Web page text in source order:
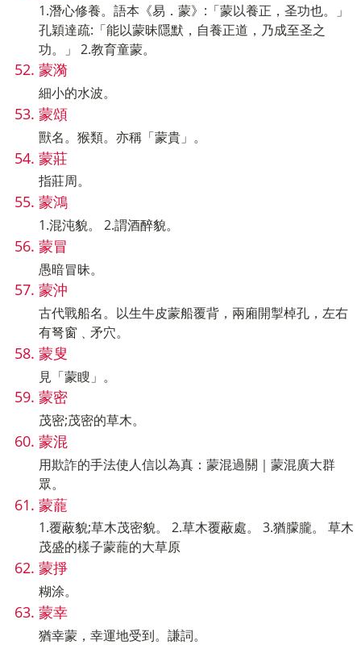
1.潛心修養。語本《易．蒙》:「蒙以養正，圣功也。」
孔穎達疏:「能以蒙昧隱默，自養正道，乃成至圣之
功。」 2.教育童蒙。
蒙漪
細小的水波。
蒙頌
獸名。猴類。亦稱「蒙貴」。
蒙莊
指莊周。
蒙鴻
1.混沌貌。 2.謂酒醉貌。
蒙冒
愚暗冒昧。
蒙沖
古代戰船名。以生牛皮蒙船覆背，兩廂開掣棹孔，左右
有弩窗﹑矛穴。
蒙叟
見「蒙瞍」。
蒙密
茂密;茂密的草木。
蒙混
用欺詐的手法使人信以為真：蒙混過關｜蒙混廣大群
眾。
蒙蘢
1.覆蔽貌;草木茂密貌。 2.草木覆蔽處。 3.猶朦朧。 草木
茂盛的樣子蒙蘢的大草原
蒙掙
糊涂。
蒙幸
猶幸蒙，幸運地受到。謙詞。